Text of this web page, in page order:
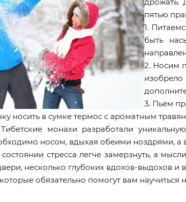
пятью
1.
быть
2. Носим
3. Пьем
носить в сумке термос с ароматным
монахи разработали
носом, вдыхая обеими ноздрями,
стресса легче замерзнуть, а
несколько глубоких вдохов-выдохов и
обязательно помогут вам